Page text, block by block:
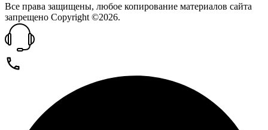
Все права защищены, любое копирование материалов сайта
запрещено Copyright ©2026.